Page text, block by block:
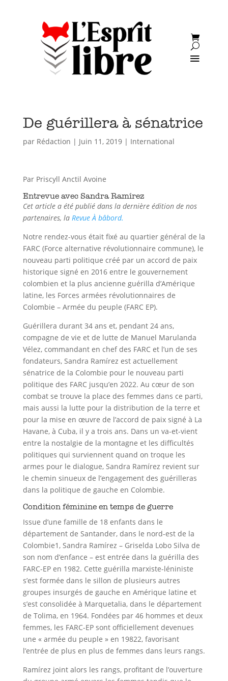
De guérillera à sénatrice
par Rédaction | Juin 11, 2019| International
Par Priscyll Anctil Avoine
Entrevue avec Sandra Ramírez
Cet article a été publié dans la dernière édition de nos
partenaires, la Revue À bâbord.
Notre rendez-vous était fixé au quartier général de la
FARC (Force alternative révolutionnaire commune), le
nouveau parti politique créé par un accord de paix
historique signé en 2016 entre le gouvernement
colombien et la plus ancienne guérilla d’Amérique
latine, les Forces armées révolutionnaires de
Colombie – Armée du peuple (FARC EP).
Guérillera durant 34 ans et, pendant 24 ans,
compagne de vie et de lutte de Manuel Marulanda
Vélez, commandant en chef des FARC et l’un de ses
fondateurs, Sandra Ramírez est actuellement
sénatrice de la Colombie pour le nouveau parti
politique des FARC jusqu’en 2022. Au cœur de son
combat se trouve la place des femmes dans ce parti,
mais aussi la lutte pour la distribution de la terre et
pour la mise en œuvre de l’accord de paix signé à La
Havane, à Cuba, il y a trois ans. Dans un va-et-vient
entre la nostalgie de la montagne et les difficultés
politiques qui surviennent quand on troque les
armes pour le dialogue, Sandra Ramírez revient sur
le chemin sinueux de l’engagement des guérilleras
dans la politique de gauche en Colombie.
Condition féminine en temps de guerre
Issue d’une famille de 18 enfants dans le
département de Santander, dans le nord-est de la
Colombie1, Sandra Ramírez – Griselda Lobo Silva de
son nom d’enfance – est entrée dans la guérilla des
FARC-EP en 1982. Cette guérilla marxiste-léniniste
s’est formée dans le sillon de plusieurs autres
groupes insurgés de gauche en Amérique latine et
s’est consolidée à Marquetalia, dans le département
de Tolima, en 1964. Fondées par 46 hommes et deux
femmes, les FARC-EP sont officiellement devenues
une « armée du peuple » en 19822, favorisant
l’entrée de plus en plus de femmes dans leurs rangs.
Ramírez joint alors les rangs, profitant de l’ouverture